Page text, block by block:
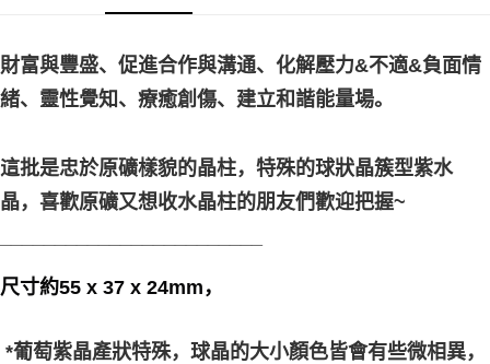
每笔NT$80，满NT$3,000(含以上)免运费
賣家宅配幫您送（台灣）
每笔NT$80，满NT$3,000(含以上)免运费
每笔NT$80，满NT$3,000(含以上)免运费
付款後門市自取
財富與豐盛、促進合作與溝通、化解壓力&不適&負面情
緒、靈性覺知、療癒創傷、建立和諧能量場。
這批是忠於原礦樣貌的晶柱，特殊的球狀晶簇型紫水
晶，喜歡原礦又想收水晶柱的朋友們歡迎把握~
尺寸約55 x 37 x 24mm，
*葡萄紫晶產狀特殊，球晶的大小顏色皆會有些微相異，